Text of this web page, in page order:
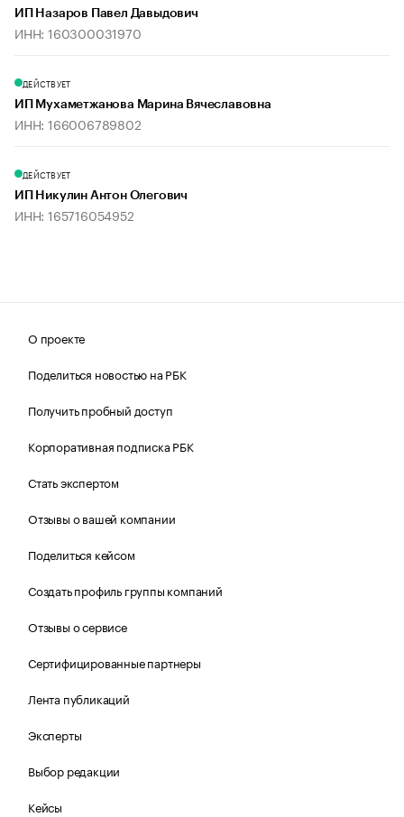
ИП Назаров Павел Давыдович
ИНН: 160300031970
ДЕЙСТВУЕТ
ИП Мухаметжанова Марина Вячеславовна
ИНН: 166006789802
ДЕЙСТВУЕТ
ИП Никулин Антон Олегович
ИНН: 165716054952
О проекте
Поделиться новостью на РБК
Получить пробный доступ
Корпоративная подписка РБК
Стать экспертом
Отзывы о вашей компании
Поделиться кейсом
Создать профиль группы компаний
Отзывы о сервисе
Сертифицированные партнеры
Лента публикаций
Эксперты
Выбор редакции
Кейсы